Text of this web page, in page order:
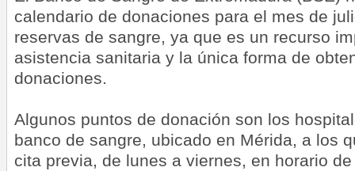
calendario de donaciones para el mes de
reservas de sangre, ya que es un recurso
asistencia sanitaria y la única forma de
donaciones.
Algunos puntos de donación son los
banco de sangre, ubicado en Mérida, a los
cita previa, de lunes a viernes, en horario